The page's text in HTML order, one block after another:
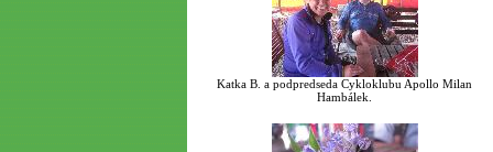
Katka B. a podpredseda Cykloklubu Apollo Milan
Hambálek.